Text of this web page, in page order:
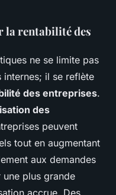
la rentabilité des
ne se limite pas
il se reflète
des entreprises.
des
peuvent
tout en augmentant
aux demandes
plus grande